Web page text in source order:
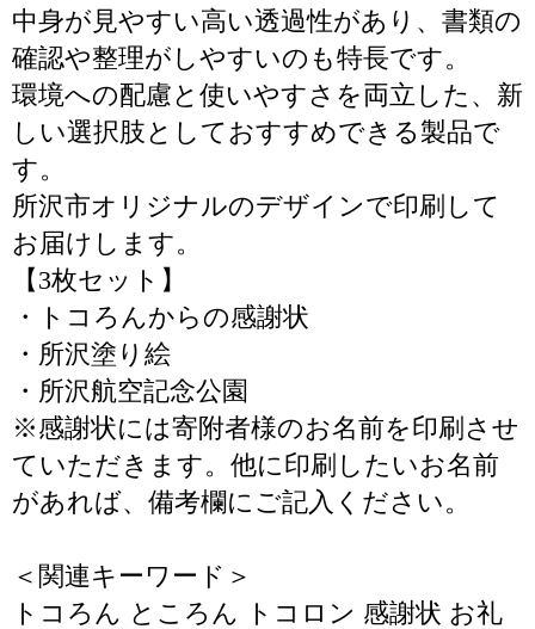
中身が見やすい高い透過性があり、書類の
確認や整理がしやすいのも特長です。
環境への配慮と使いやすさを両立した、新
しい選択肢としておすすめできる製品で
す。
所沢市オリジナルのデザインで印刷して
お届けします。
【3枚セット】
・トコろんからの感謝状
・所沢塗り絵
・所沢航空記念公園
※感謝状には寄附者様のお名前を印刷させ
ていただきます。他に印刷したいお名前
があれば、備考欄にご記入ください。
＜関連キーワード＞
トコろん ところん トコロン 感謝状 お礼